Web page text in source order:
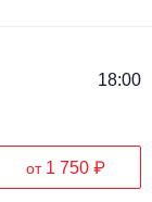
18:00
от 1 750 ₽